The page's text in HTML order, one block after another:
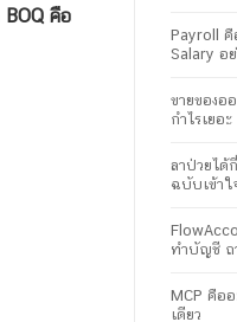
BOQ คือ
Payroll คื
Salary อย่
ขายของอ
กำไรเยอะ
ลาป่วยได้
ฉบับเข้าใ
ทำบัญชี ถ
MCP คือ
เดียว